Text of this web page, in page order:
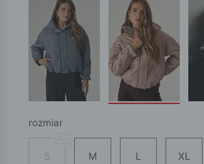
rozmiar
S M L XL